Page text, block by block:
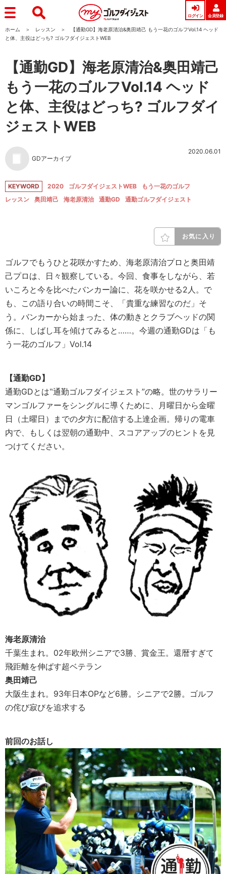
ログイン 会員登録
ホーム レッスン
【通勤GD】海老原清治&奥田靖己 もう一花のゴルフVol.14 ヘッド
と体、主役はどっち? ゴルフダイジェストWEB
【通勤GD】海老原清治&奥田靖己
もう一花のゴルフVol.14 ヘッド
と体、主役はどっち? ゴルフダイ
ジェストWEB
GDアーカイブ
2020.06.01
KEYWORD 2020 ゴルフダイジェストWEB
もう一花のゴルフ
レッスン
奥田靖己 海老原清治 通勤GD 通勤ゴルフダイジェスト
お気に入り
ゴルフでもうひと花咲かすため、海老原清治プロと奥田靖
己プロは、日々観察している。今回、食事をしながら、若
いころと今を比べたバンカー論に、花を咲かせる2人。で
も、この語り合いの時間こそ、「貴重な練習なのだ」そ
う。バンカーから始まった、体の動きとクラブヘッドの関
係に、しばし耳を傾けてみると……。今週の通勤GDは「も
う一花のゴルフ」Vol.14
【通勤GD】
通勤GDとは‟通勤ゴルフダイジェスト”の略。世のサラリー
マンゴルファーをシングルに導くために、月曜日から金曜
日（土曜日）までの夕方に配信する上達企画。帰りの電車
内で、もしくは翌朝の通勤中、スコアアップのヒントを見
つけてください。
海老原清治
千葉生まれ。02年欧州シニアで3勝、賞金王。還暦すぎて
飛距離を伸ばす超ベテラン
奥田靖己
大阪生まれ。93年日本OPなど6勝。シニアで2勝。ゴルフ
の侘び寂びを追求する
前回のお話し